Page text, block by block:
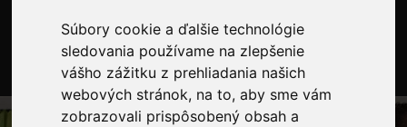
Súbory cookie a ďalšie technológie
sledovania používame na zlepšenie
vášho zážitku z prehliadania našich
webových stránok, na to, aby sme vám
zobrazovali prispôsobený obsah a